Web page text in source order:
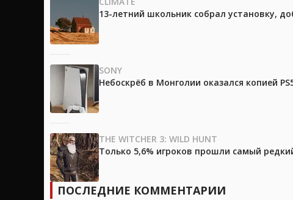
13-летний школьник собрал установку,
SONY
Небоскрёб в Монголии оказался копией
THE WITCHER 3: WILD HUNT
Только 5,6% игроков прошли самый
ПОСЛЕДНИЕ КОММЕНТАРИИ